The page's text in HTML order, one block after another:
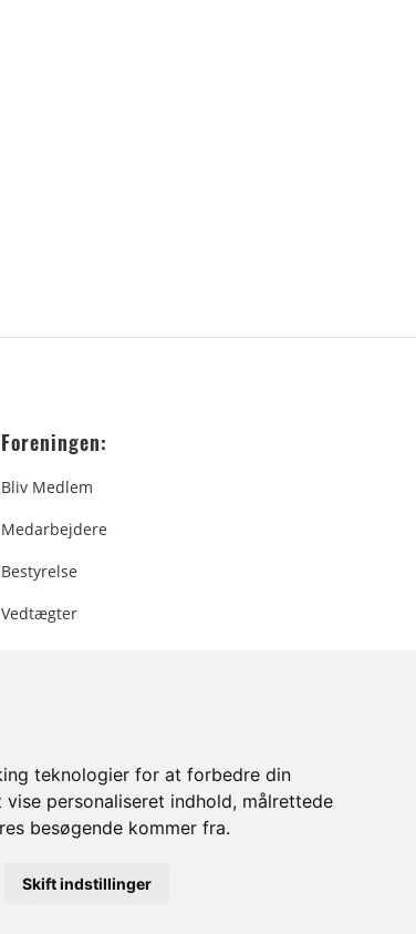
teknologier for at forbedre din
personaliseret indhold, målrettede
besøgende kommer fra.
Skift indstillinger
Foreningen:
Bliv Medlem
Medarbejdere
Bestyrelse
Vedtægter